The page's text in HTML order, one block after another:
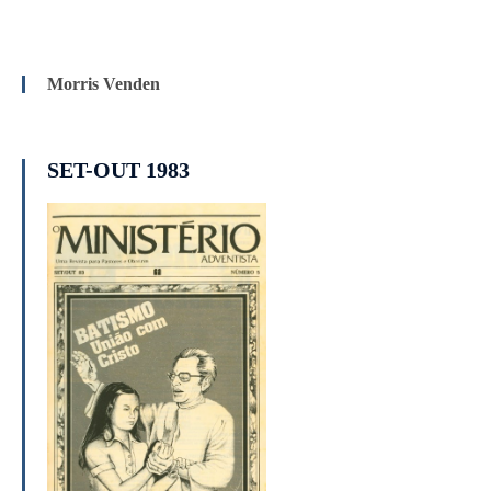
Morris Venden
SET-OUT 1983